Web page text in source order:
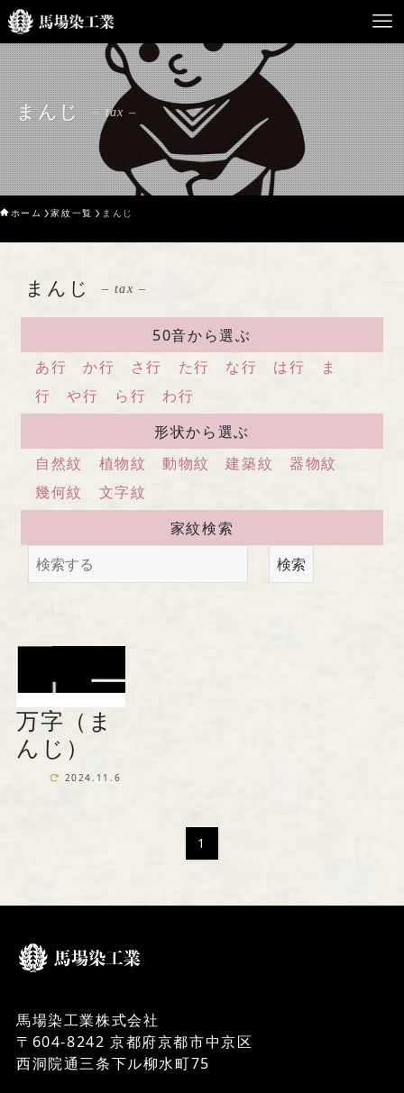
HOME
馬場染工業について
Service
企業案内
ライブラリー
お問い合わせ
馬場染工業株式会社
〒604-8242 京都府京都市中京区
西洞院通三条下ル柳水町75
TEL 075-221-4759
受付時間 土日祝を除く 平日9時～17時
『京の黒染め屋』（BtoC）サイトへ
まんじ – tax –
ホーム 家紋一覧 まんじ
まんじ – tax –
50音から選ぶ
あ行
か行 さ行 た行 な行 は行
ま
行
や行 ら行
わ行
形状から選ぶ
自然紋
植物紋 動物紋 建築紋
器物紋
幾何紋
文字紋
家紋検索
検索
万字（ま
んじ）
2024.11.6
1
馬場染工業株式会社
〒604-8242 京都府京都市中京区
西洞院通三条下ル柳水町75